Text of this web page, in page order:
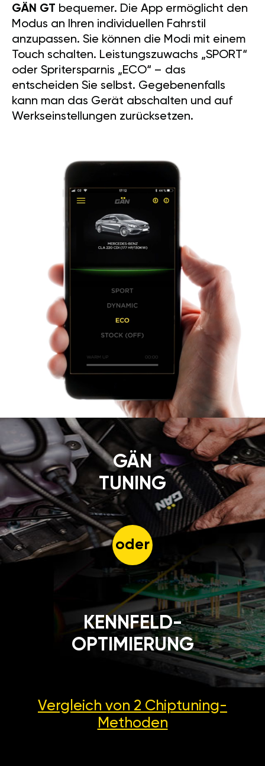
GÄN GT bequemer. Die App ermöglicht den
Modus an Ihren individuellen Fahrstil
anzupassen. Sie können die Modi mit einem
Touch schalten. Leistungszuwachs „SPORT“
oder Spritersparnis „ECO“ – das
entscheiden Sie selbst. Gegebenenfalls
kann man das Gerät abschalten und auf
Werkseinstellungen zurücksetzen.
GÄN
TUNING
oder
KENNFELD-
OPTIMIERUNG
Vergleich von 2 Chiptuning-
Methoden